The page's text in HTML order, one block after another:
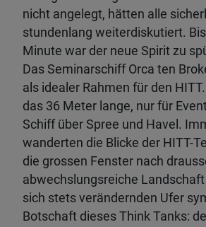
nicht angelegt, hätten alle
stundenlang weiterdiskutiert.
Minute war der neue Spirit zu
Das Seminarschiff Orca ten
als idealer Rahmen für den
das 36 Meter lange, nur für
Schiff über Spree und Havel.
wanderten die Blicke der HITT-
die grossen Fenster nach
abwechslungsreiche
sich stets verändernden Ufer
Botschaft dieses Think Tanks: